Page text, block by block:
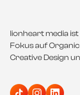
lionheart media
Fokus auf
Creative Design